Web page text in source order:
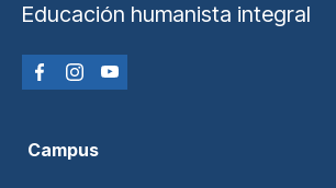
Educación humanista integral
Campus